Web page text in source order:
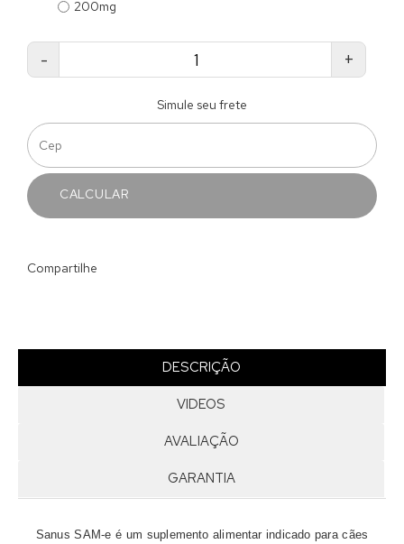
200mg
- +
Simule seu frete
CALCULAR
Compartilhe
DESCRIÇÃO
VIDEOS
AVALIAÇÃO
GARANTIA
Sanus SAM-e é um suplemento alimentar indicado para cães